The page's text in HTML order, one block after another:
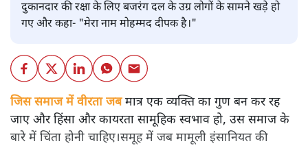
दुकानदार की रक्षा के लिए बजरंग दल के उग्र लोगों के सामने खड़े हो
गए और कहा- "मेरा नाम मोहम्मद दीपक है।"
जिस समाज में वीरता जबमात्र एक व्यक्ति का गुण बन कर रह
जाए और हिंसा और कायरता सामूहिक स्वभाव हो, उस समाज के
बारे में चिंता होनी चाहिए।समूह में जब मामूली इंसानियत की